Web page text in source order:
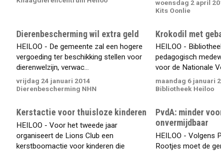
woensdag 2 april
Kits Oonlie
Dierenbescherming wil extra geld
HEILOO - De gemeente zal een hogere
vergoeding ter beschikking stellen voor
dierenwelzijn, verwac...
vrijdag 24 januari 2014
Dierenbescherming NHN
Krokodil met
HEILOO -
pedagogisch
voor de Nationale
maandag 6 januari
Bibliotheek Heiloo
Kerstactie voor thuisloze kinderen
HEILOO - Voor het tweede jaar
organiseert de Lions Club een
kerstboomactie voor kinderen die
PvdA: minder
onvermijdbaar
HEILOO - Volgens
Rootjes moet de